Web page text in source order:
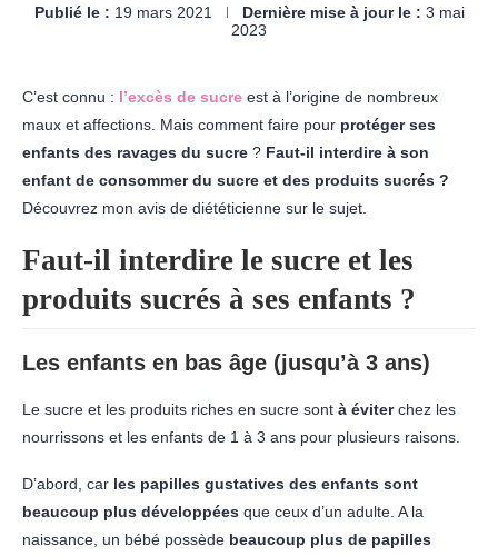
Publié le : 19 mars 2021 Dernière mise à jour le : 3 mai
2023
C’est connu : l’excès de sucre est à l’origine de nombreux
maux et affections. Mais comment faire pour protéger ses
enfants des ravages du sucre ? Faut-il interdire à son
enfant de consommer du sucre et des produits sucrés ?
Découvrez mon avis de diététicienne sur le sujet.
Faut-il interdire le sucre et les
produits sucrés à ses enfants ?
Les enfants en bas âge (jusqu’à 3 ans)
Le sucre et les produits riches en sucre sont à éviterchez les
nourrissons et les enfants de 1 à 3 ans pour plusieurs raisons.
D’abord, car les papilles gustatives des enfants sont
beaucoup plus développées que ceux d’un adulte. A la
naissance, un bébé possède beaucoup plus de papilles